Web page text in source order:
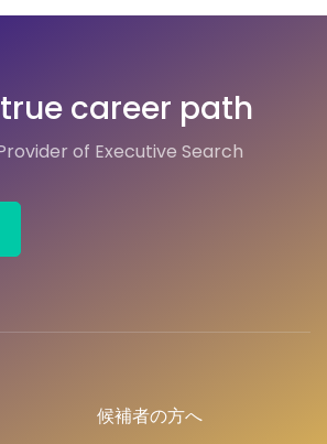
career path
of Executive Search
候補者の方へ